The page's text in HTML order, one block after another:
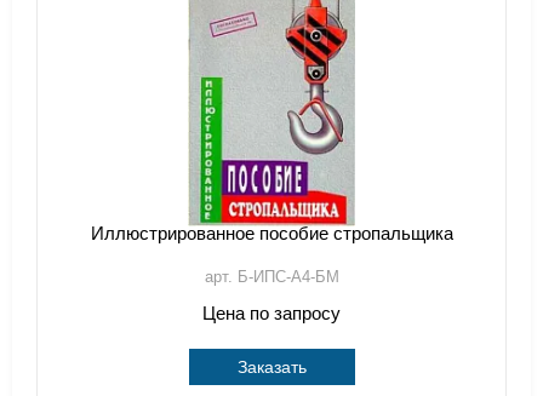
Иллюстрированное пособие стропальщика
арт. Б-ИПС-А4-БМ
Цена по запросу
Заказать